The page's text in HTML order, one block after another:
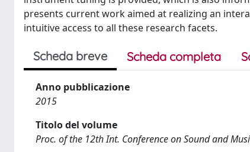
presents current work aimed at realizing an
intuitive access to all these research facets.
Scheda breve Scheda completa
Anno pubblicazione
2015
Titolo del volume
Proc. of the 12th Int. Conference on Sound and